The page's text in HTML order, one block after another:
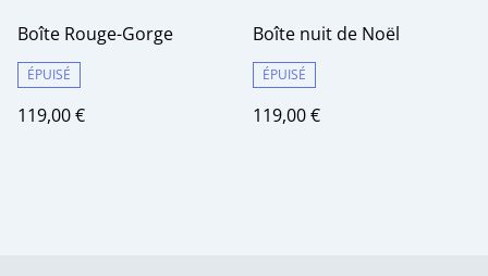
Boîte Rouge-Gorge
ÉPUISÉ
119,00 €
Boîte nuit de Noël
ÉPUISÉ
119,00 €